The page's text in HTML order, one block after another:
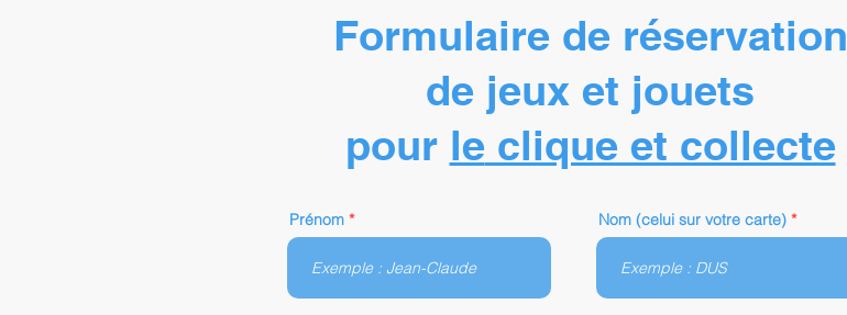
Formulaire de réservation
de jeux et jouets
pour le clique et collecte
Prénom Nom (celui sur votre carte)